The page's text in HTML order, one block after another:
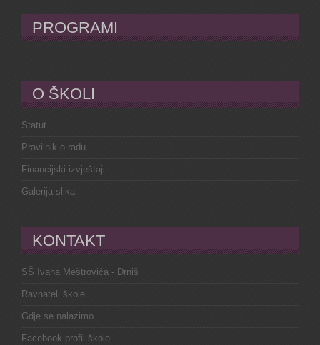
PROGRAMI
O ŠKOLI
Statut
Pravilnik o radu
Financijski izvještaji
Galerija slika
KONTAKT
SŠ Ivana Meštrovića - Drniš
Ravnatelj škole
Gdje se nalazimo
Facebook profil škole